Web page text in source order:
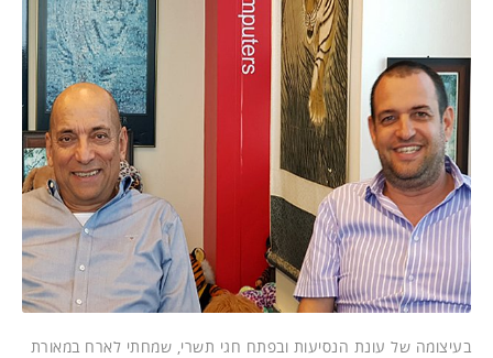
בעיצומה של עונת הנסיעות ובפתח חגי תשרי, שמחתי לארח במאורת